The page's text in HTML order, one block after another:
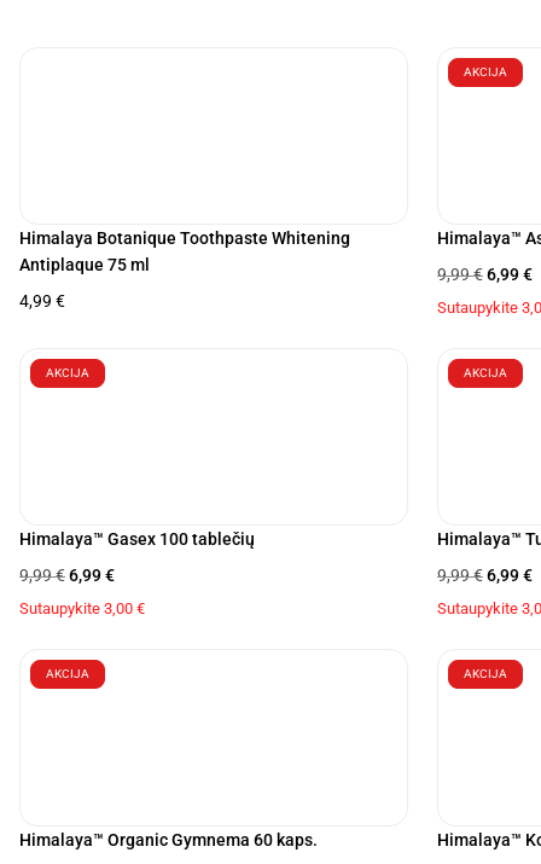
Himalaya Botanique Toothpaste Whitening
Antiplaque 75 ml
4,99 €
AKCIJA
Himalaya™
9,99€6,99€
Sutaupykite
AKCIJA
Himalaya™ Gasex 100 tablečių
9,99€6,99€
Sutaupykite 3,00 €
AKCIJA
Himalaya™
9,99€6,99€
Sutaupykite
AKCIJA
Himalaya™ Organic Gymnema 60 kaps.
AKCIJA
Himalaya™